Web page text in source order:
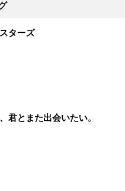
ターズ
君とまた出会いたい。